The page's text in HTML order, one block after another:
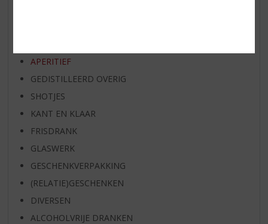
APERITIEF
GEDISTILLEERD OVERIG
SHOTJES
KANT EN KLAAR
FRISDRANK
GLASWERK
GESCHENKVERPAKKING
(RELATIE)GESCHENKEN
DIVERSEN
ALCOHOLVRIJE DRANKEN